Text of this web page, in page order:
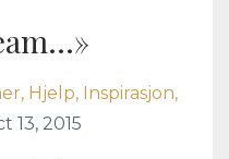
Hjelp Inspirasjon
13, 2015